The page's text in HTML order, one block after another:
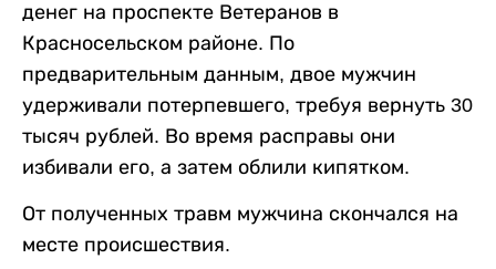
денег на проспекте Ветеранов в
Красносельском районе. По
предварительным данным, двое мужчин
удерживали потерпевшего, требуя вернуть 30
тысяч рублей. Во время расправы они
избивали его, а затем облили кипятком.
От полученных травм мужчина скончался на
месте происшествия.